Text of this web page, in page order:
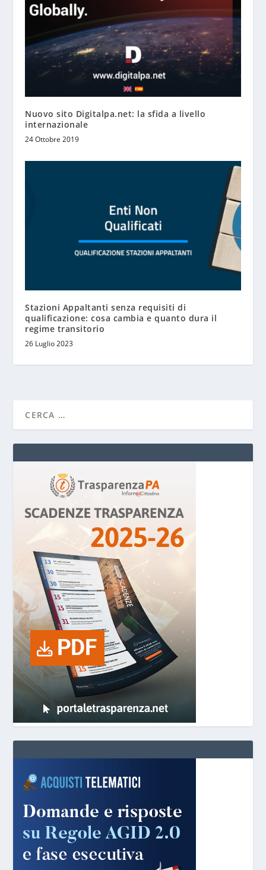
Nuovo sito Digitalpa.net: la sfida a livello
internazionale
24 Ottobre 2019
Stazioni Appaltanti senza requisiti di
qualificazione: cosa cambia e quanto dura il
regime transitorio
26 Luglio 2023